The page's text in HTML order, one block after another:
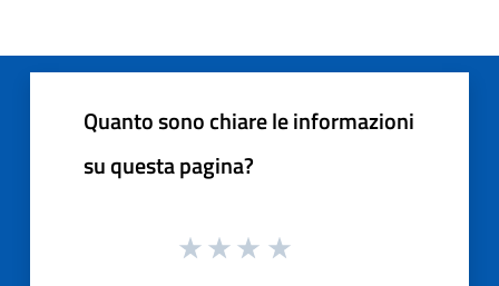
Quanto sono chiare le informazioni
su questa pagina?